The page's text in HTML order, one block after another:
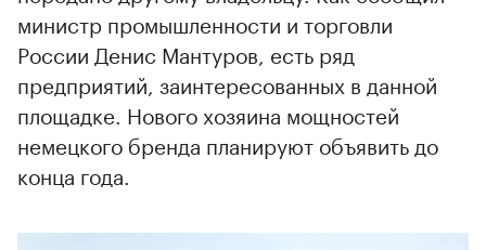
министр промышленности и торговли
России Денис Мантуров, есть ряд
предприятий, заинтересованных в данной
площадке. Нового хозяина мощностей
немецкого бренда планируют объявить до
конца года.